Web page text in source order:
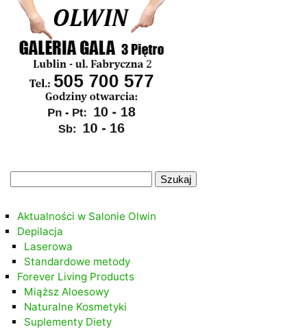
Aktualności w Salonie Olwin
Depilacja
Laserowa
Standardowe metody
Forever Living Products
Miąższ Aloesowy
Naturalne Kosmetyki
Suplementy Diety